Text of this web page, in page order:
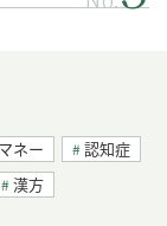
マネー
認知症
漢方